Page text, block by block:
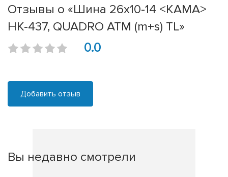
Отзывы о «Шина 26х10-14 <КАМА>
НК-437, QUADRO ATM (m+s) TL»
0.0
Добавить отзыв
Вы недавно смотрели